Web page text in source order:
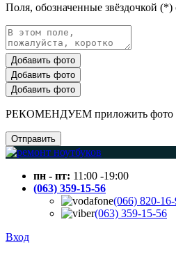
Поля, обозначенные звёздочкой
Добавить фото
Добавить фото
Добавить фото
РЕКОМЕНДУЕМ приложить фото к
Отправить
пн - пт: 11:00 -19:00
(063) 359-15-56
(066) 820-
(063) 359-15-56
Вход